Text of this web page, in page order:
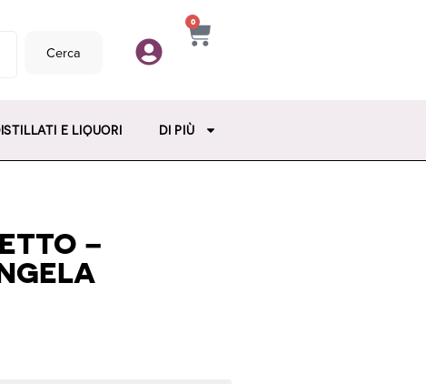
Cerca
0
E LIQUORI DI PIÙ
–